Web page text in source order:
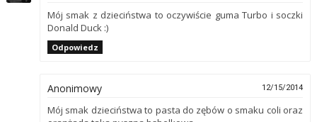
Mój smak z dzieciństwa to oczywiście guma Turbo i soczki
Donald Duck :)
Odpowiedz
Anonimowy 12/15/2014
Mój smak dzieciństwa to pasta do zębów o smaku coli oraz